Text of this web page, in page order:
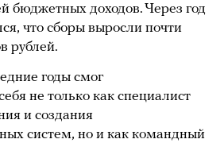
бюджетных доходов. Через год
что сборы выросли почти
рублей.
годы смог
не только как специалист
и создания
систем, но и как командный